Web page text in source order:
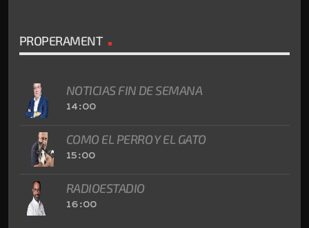
PROPERAMENT
NOTICIAS FIN DE SEMANA
14:00
COMO EL PERRO Y EL GATO
15:00
RADIOESTADIO
16:00